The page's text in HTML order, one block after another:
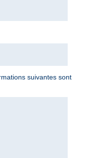
suivantes sont